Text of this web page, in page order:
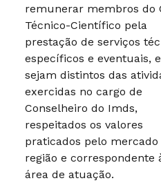
remunerar membros do
Técnico-Científico pela
prestação de serviços
específicos e eventuais,
sejam distintos das
exercidas no cargo de
Conselheiro do Imds,
respeitados os valores
praticados pelo mercado
região e correspondente
área de atuação.